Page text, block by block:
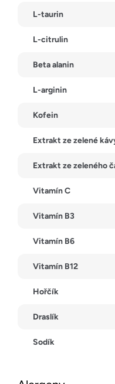
L-taurin
L-citrulin
Beta alanin
L-arginin
Kofein
Extrakt ze zelené
Extrakt ze zeleného
Vitamín C
Vitamín B3
Vitamín B6
Vitamín B12
Hořčík
Draslík
Sodík